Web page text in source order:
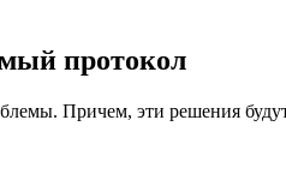
протокол
Причем, эти решения